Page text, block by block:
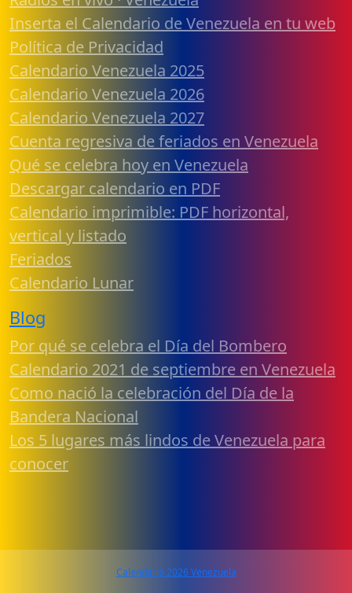
Inserta el Calendario de Venezuela en tu web
Política de Privacidad
Calendario Venezuela 2025
Calendario Venezuela 2026
Calendario Venezuela 2027
Cuenta regresiva de feriados en Venezuela
Qué se celebra hoy en Venezuela
Descargar calendario en PDF
Calendario imprimible: PDF horizontal,
vertical y listado
Feriados
Calendario Lunar
Blog
Por qué se celebra el Día del Bombero
Calendario 2021 de septiembre en Venezuela
Como nació la celebración del Día de la
Bandera Nacional
Los 5 lugares más lindos de Venezuela para
conocer
Calendario 2026 Venezuela